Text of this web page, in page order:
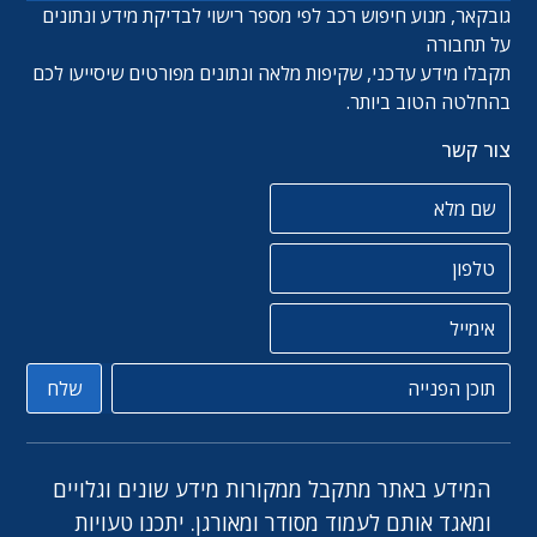
גובקאר, מנוע חיפוש רכב לפי מספר רישוי לבדיקת מידע ונתונים
על תחבורה
תקבלו מידע עדכני, שקיפות מלאה ונתונים מפורטים שיסייעו לכם
בהחלטה הטוב ביותר.
צור קשר
טלפון
שלח
המידע באתר מתקבל ממקורות מידע שונים וגלויים
ומאגד אותם לעמוד מסודר ומאורגן. יתכנו טעויות